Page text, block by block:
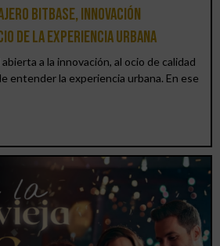
BitBase, innovación
de la experiencia urbana
a la innovación, al ocio de calidad
entender la experiencia urbana. En ese